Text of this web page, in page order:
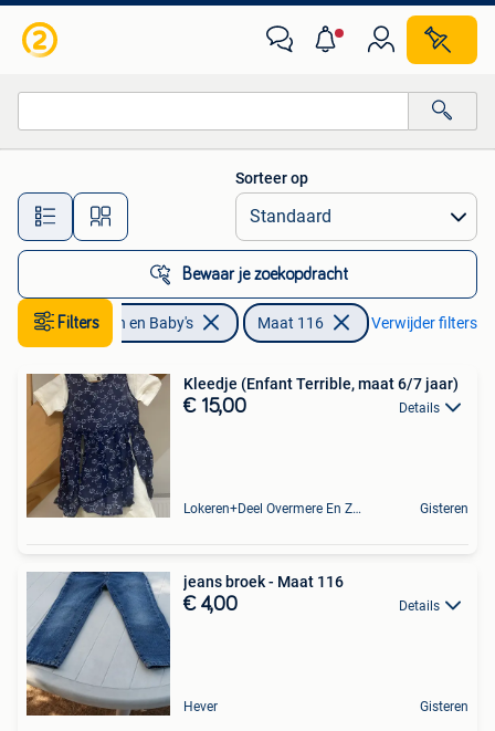
Alle afstanden…
Sorteer op
Bewaar je zoekopdracht
Filters
Kinderen en Baby's Maat 116 Verwijder filters
Kleedje (Enfant Terrible, maat 6/7 jaar)
€ 15,00 Details
Lokeren+Deel Overmere En Zele Gisteren
jeans broek - Maat 116
€ 4,00 Details
Hever Gisteren